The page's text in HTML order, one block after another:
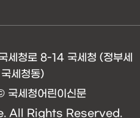
세청로 8-14 국세청 (정부세
세청동)
세청어린이신문
All Rights Reserved.